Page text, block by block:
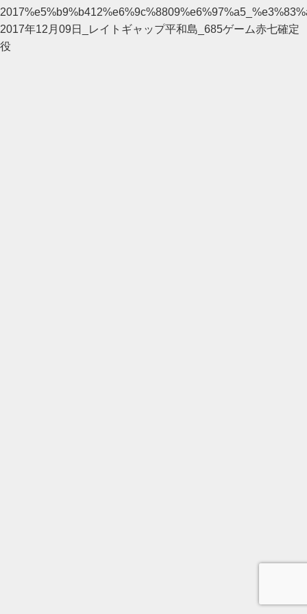
2017年12月09日_レイトギャップ平和島_685ゲーム赤七確定
役